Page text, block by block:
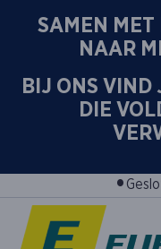
SAMEN MET
NAAR
BIJ ONS VIND
DIE
•